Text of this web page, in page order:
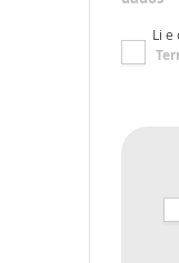
Li e